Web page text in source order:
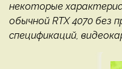
некоторые
обычной RTX 4070 без
спецификаций,